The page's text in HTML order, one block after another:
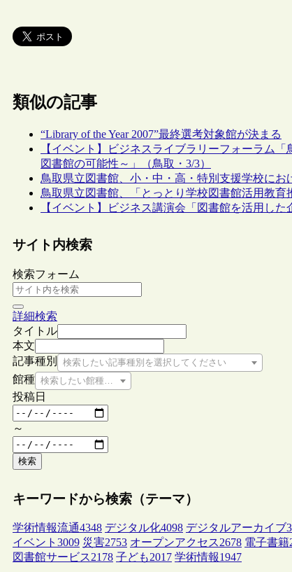
類似の記事
“Library of the Year 2007”最終選考対象館が決まる
【イベント】ビジネスライブラリーフォーラム
図書館の可能性～」（鳥取・3/3）
鳥取県立図書館、小・中・高・特別支援学校に
鳥取県立図書館、「とっとり学校図書館活用教
【イベント】ビジネス講演会「図書館を活用した
サイト内検索
検索フォーム
詳細検索
タイトル
本文
記事種別
検索したい記事種別を選択してください
館種 検索したい館種を選択してください
投稿日
～
検索
キーワードから検索（テーマ）
学術情報流通4348 デジタル化4098 デジタルアーカイブ
イベント 3009 災害2753 オープンアクセス2678 電子書籍
図書館サービス2178 子ども2017 学術情報1947